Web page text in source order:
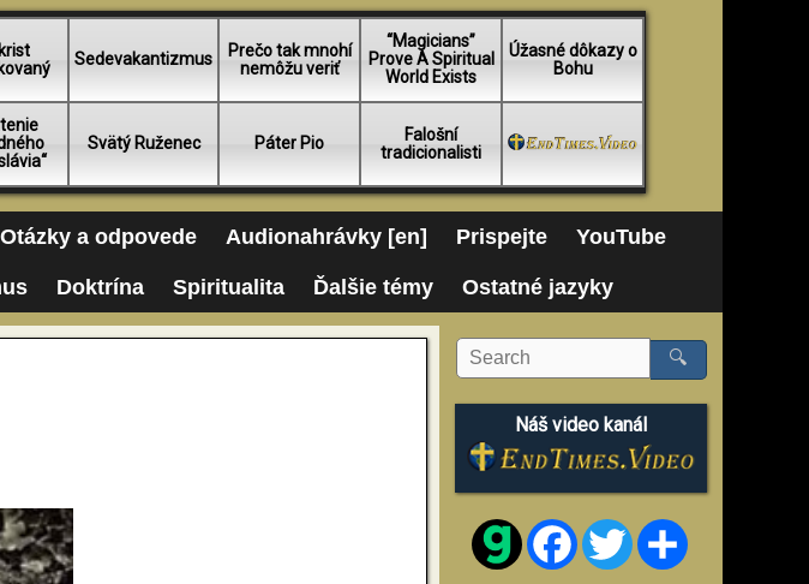
Sedevakantizmus
Prečo tak mnohí
nemôžu veriť
“Magicians”
Prove A Spiritual
World Exists
Úžasné dôkazy o
Bohu
Svätý Ruženec Páter Pio
Falošní
tradicionalisti
Otázky a odpovede Audionahrávky [en] Prispejte YouTube
Doktrína Spiritualita Ďalšie témy Ostatné jazyky
🔍
Náš video kanál
FacebookTwitter